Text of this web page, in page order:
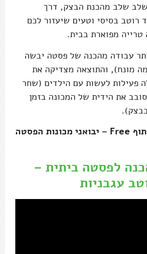
שלב שלב מהכנת הבצק, דרך
רוטב בסיסי וטעים שיעזור לכם
מפוארת בבית.
עבודה מהכנה של פסטה יבשה
מונח), והתוצאה מצדיקה את
פעילות לעשות עם הילדים (שחר
את הידית של המכונה בזמן
פרסום ממומן בשיתוף Free – יבואני מכונות הפסטה
לפסטה ביתית –
עגבניות